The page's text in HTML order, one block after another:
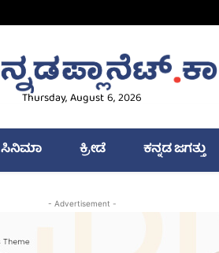
Thursday, August 6, 2026
ಸಿನಿಮಾ ಕ್ರೀಡೆ ಕನ್ನಡ ಜಗತ್ತು
- Advertisement -